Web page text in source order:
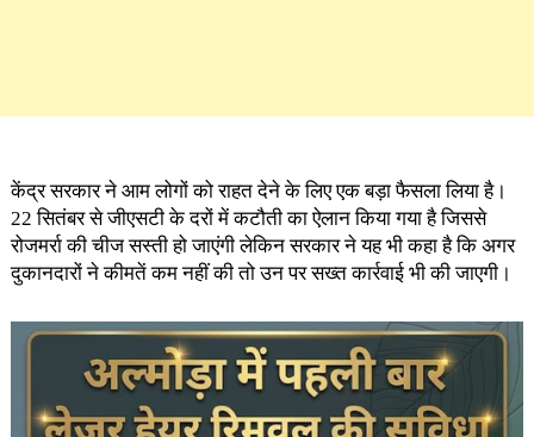
केंद्र सरकार ने आम लोगों को राहत देने के लिए एक बड़ा फैसला लिया है।
22 सितंबर से जीएसटी के दरों में कटौती का ऐलान किया गया है जिससे
रोजमर्रा की चीज सस्ती हो जाएंगी लेकिन सरकार ने यह भी कहा है कि अगर
दुकानदारों ने कीमतें कम नहीं की तो उन पर सख्त कार्रवाई भी की जाएगी।